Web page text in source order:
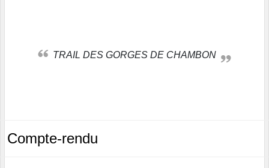
TRAIL DES GORGES DE CHAMBON
Compte-rendu